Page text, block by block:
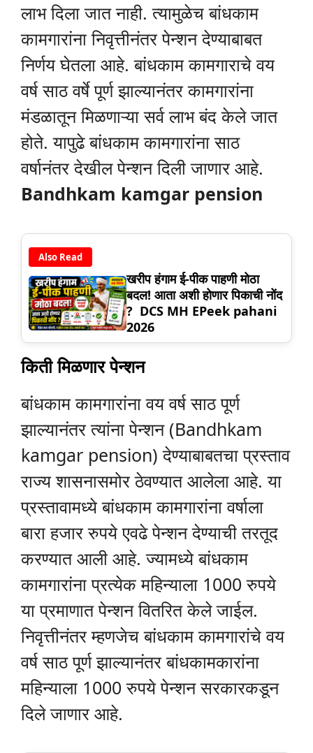
लाभ दिला जात नाही. त्यामुळेच बांधकाम
कामगारांना निवृत्तीनंतर पेन्शन देण्याबाबत
निर्णय घेतला आहे. बांधकाम कामगाराचे वय
वर्ष साठ वर्षे पूर्ण झाल्यानंतर कामगारांना
मंडळातून मिळणाऱ्या सर्व लाभ बंद केले जात
होते. यापुढे बांधकाम कामगारांना साठ
वर्षानंतर देखील पेन्शन दिली जाणार आहे.
Bandhkam kamgar pension
Also Read
खरीप हंगाम ई-पीक पाहणी मोठा
बदल! आता अशी होणार पिकाची नोंद
? DCS MH EPeek pahani
2026
किती मिळणार पेन्शन
बांधकाम कामगारांना वय वर्ष साठ पूर्ण
झाल्यानंतर त्यांना पेन्शन (Bandhkam
kamgar pension) देण्याबाबतचा प्रस्ताव
राज्य शासनासमोर ठेवण्यात आलेला आहे. या
प्रस्तावामध्ये बांधकाम कामगारांना वर्षाला
बारा हजार रुपये एवढे पेन्शन देण्याची तरतूद
करण्यात आली आहे. ज्यामध्ये बांधकाम
कामगारांना प्रत्येक महिन्याला 1000 रुपये
या प्रमाणात पेन्शन वितरित केले जाईल.
निवृत्तीनंतर म्हणजेच बांधकाम कामगारांचे वय
वर्ष साठ पूर्ण झाल्यानंतर बांधकामकारांना
महिन्याला 1000 रुपये पेन्शन सरकारकडून
दिले जाणार आहे.